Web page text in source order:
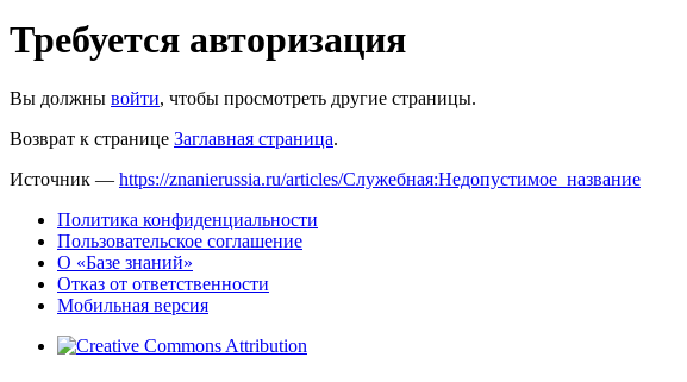
Требуется авторизация
Вы должны войти, чтобы просмотреть другие страницы.
Возврат к странице Заглавная страница.
Источник — https://znanierussia.ru/articles/Служебная:Недопустимое_название
Политика конфиденциальности
Пользовательское соглашение
О «Базе знаний»
Отказ от ответственности
Мобильная версия